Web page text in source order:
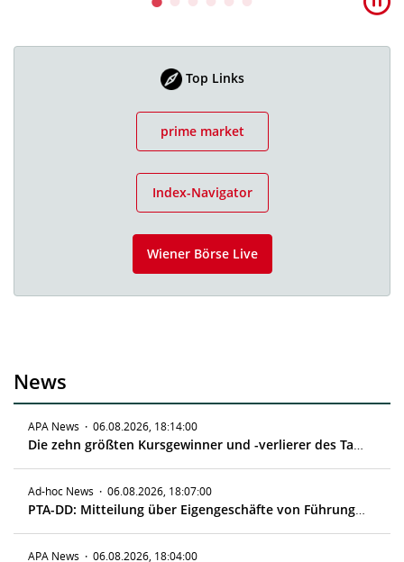
Top Links
prime market
Index-Navigator
Wiener Börse Live
News
APA News · 06.08.2026, 18:14:00
Die zehn größten Kursgewinner und -verlierer des Tages
Ad-hoc News · 06.08.2026, 18:07:00
PTA-DD: Mitteilung über Eigengeschäfte von Führungskräften gemäß Artikel 19 MAR
APA News · 06.08.2026, 18:04:00